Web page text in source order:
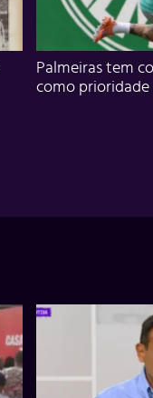
Palmeiras tem
como prioridade